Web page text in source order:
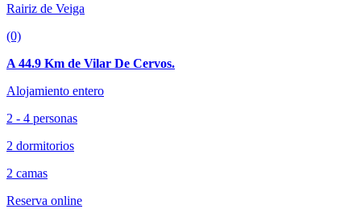
Rairiz de Veiga
(0)
A 44.9 Km de Vilar De Cervos.
Alojamiento entero
2 - 4 personas
2 dormitorios
2 camas
Reserva online